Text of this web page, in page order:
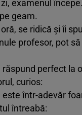
examenul
geam.
se ridică și îi
profesor, pot
perfect la
curios:
într-adevăr
întreabă: